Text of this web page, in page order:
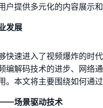
户提供多元化的内容展示和
发展
快速进入了视频爆炸的时
编解码技术的进步、网络
。本文将主要围绕如何通
场景驱动技术